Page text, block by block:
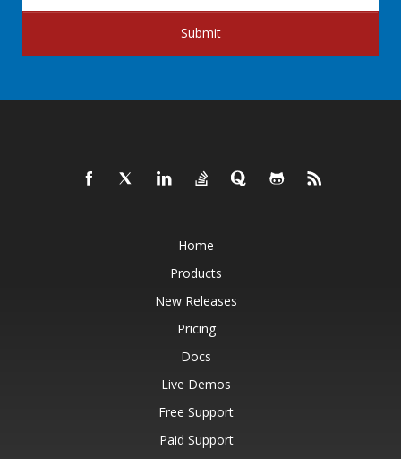
Submit
Home
Products
New Releases
Pricing
Docs
Live Demos
Free Support
Paid Support